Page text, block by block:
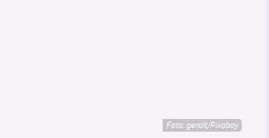
Foto:geralt/Pixabay